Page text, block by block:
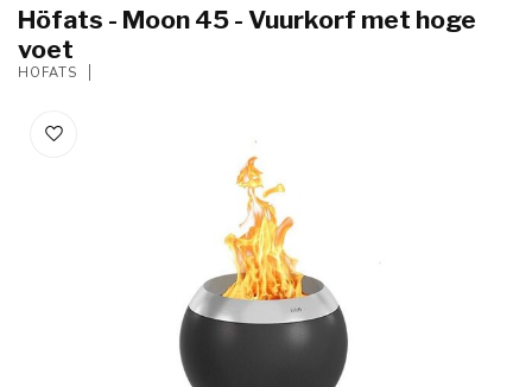
Höfats - Moon 45 - Vuurkorf met hoge
voet
HÖFATS